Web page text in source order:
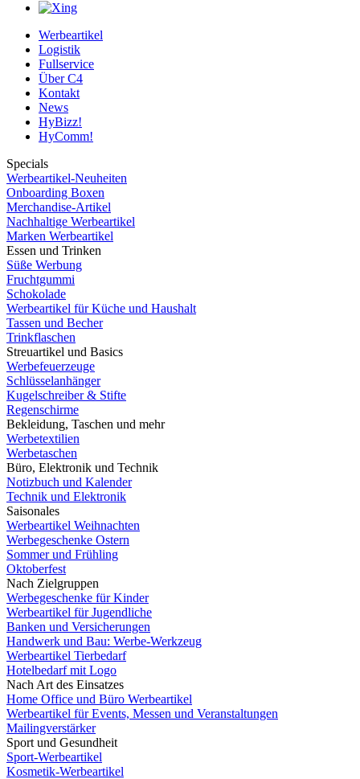
Werbeartikel
Logistik
Fullservice
Über C4
Kontakt
News
HyBizz!
HyComm!
Specials
Werbeartikel-Neuheiten
Onboarding Boxen
Merchandise-Artikel
Nachhaltige Werbeartikel
Marken Werbeartikel
Essen und Trinken
Süße Werbung
Fruchtgummi
Schokolade
Werbeartikel für Küche und Haushalt
Tassen und Becher
Trinkflaschen
Streuartikel und Basics
Werbefeuerzeuge
Schlüsselanhänger
Kugelschreiber & Stifte
Regenschirme
Bekleidung, Taschen und mehr
Werbetextilien
Werbetaschen
Büro, Elektronik und Technik
Notizbuch und Kalender
Technik und Elektronik
Saisonales
Werbeartikel Weihnachten
Werbegeschenke Ostern
Sommer und Frühling
Oktoberfest
Nach Zielgruppen
Werbegeschenke für Kinder
Werbeartikel für Jugendliche
Banken und Versicherungen
Handwerk und Bau: Werbe-Werkzeug
Werbeartikel Tierbedarf
Hotelbedarf mit Logo
Nach Art des Einsatzes
Home Office und Büro Werbeartikel
Werbeartikel für Events, Messen und Veranstaltungen
Mailingverstärker
Sport und Gesundheit
Sport-Werbeartikel
Kosmetik-Werbeartikel